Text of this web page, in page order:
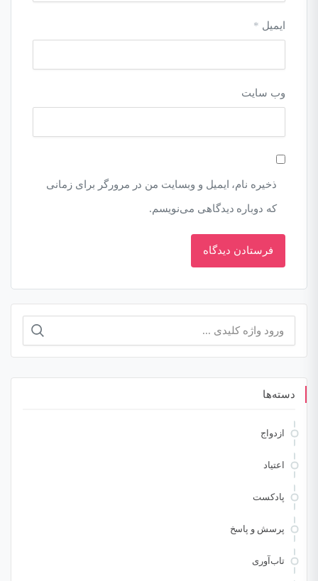
ایمیل *
وب‌ سایت
ذخیره نام، ایمیل و وبسایت من در مرورگر برای زمانی
که دوباره دیدگاهی می‌نویسم.
جستجو
دسته‌ها
ازدواج
اعتیاد
پادکست
پرسش و پاسخ
تاب‌آوری